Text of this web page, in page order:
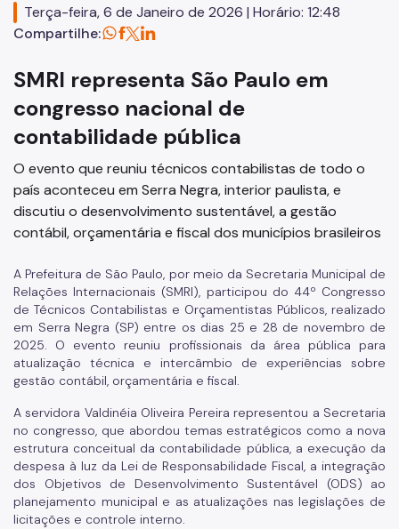
Terça-feira, 6 de Janeiro de 2026 | Horário: 12:48
Compartilhe:
SMRI representa São Paulo em
congresso nacional de
contabilidade pública
O evento que reuniu técnicos contabilistas de todo o
país aconteceu em Serra Negra, interior paulista, e
discutiu o desenvolvimento sustentável, a gestão
contábil, orçamentária e fiscal dos municípios brasileiros
A Prefeitura de São Paulo, por meio da Secretaria Municipal de
Relações Internacionais (SMRI), participou do 44º Congresso
de Técnicos Contabilistas e Orçamentistas Públicos, realizado
em Serra Negra (SP) entre os dias 25 e 28 de novembro de
2025. O evento reuniu profissionais da área pública para
atualização técnica e intercâmbio de experiências sobre
gestão contábil, orçamentária e fiscal.
A servidora Valdinéia Oliveira Pereira representou a Secretaria
no congresso, que abordou temas estratégicos como a nova
estrutura conceitual da contabilidade pública, a execução da
despesa à luz da Lei de Responsabilidade Fiscal, a integração
dos Objetivos de Desenvolvimento Sustentável (ODS) ao
planejamento municipal e as atualizações nas legislações de
licitações e controle interno.